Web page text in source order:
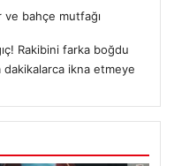
ve bahçe mutfağı
Rakibini farka boğdu
ikna etmeye